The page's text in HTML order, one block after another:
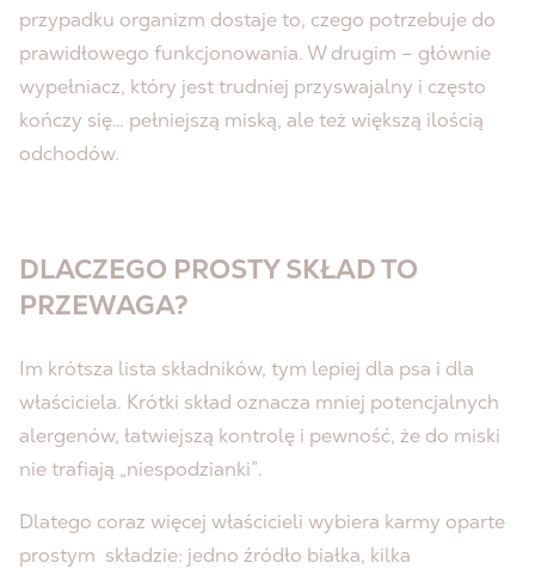
przypadku organizm dostaje to, czego potrzebuje do
prawidłowego funkcjonowania. W drugim – głównie
wypełniacz, który jest trudniej przyswajalny i często
kończy się… pełniejszą miską, ale też większą ilością
odchodów.
DLACZEGO PROSTY SKŁAD TO
PRZEWAGA?
Im krótsza lista składników, tym lepiej dla psa i dla
właściciela. Krótki skład oznacza mniej potencjalnych
alergenów, łatwiejszą kontrolę i pewność, że do miski
nie trafiają „niespodzianki”.
Dlatego coraz więcej właścicieli wybiera karmy oparte
prostym składzie: jedno źródło białka, kilka